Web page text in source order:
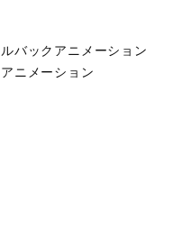
バックアニメーション
ニメーション